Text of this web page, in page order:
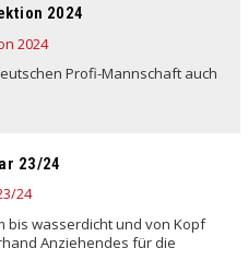
2024
Profi-Mannschaft auch
23/24
bis wasserdicht und von Kopf
Anziehendes für die